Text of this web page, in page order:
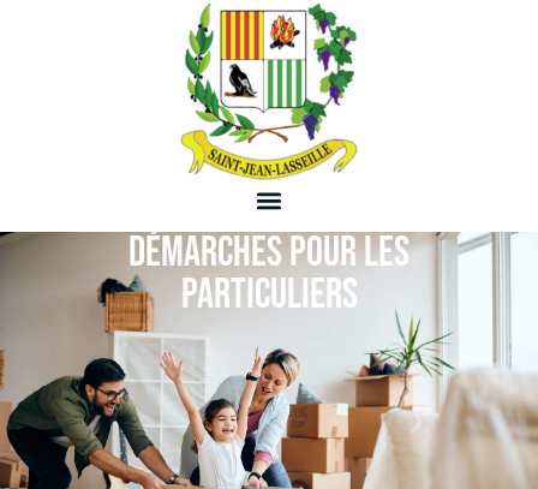
DÉMARCHES POUR LES
PARTICULIERS